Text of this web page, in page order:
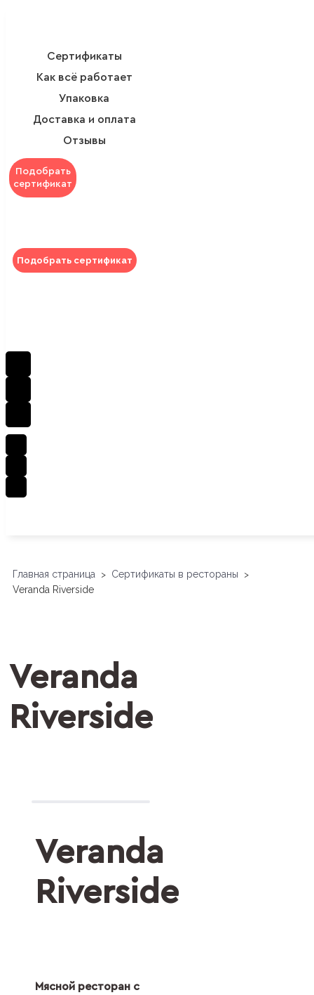
Сертификаты
Как всё работает
Упаковка
Доставка и оплата
Отзывы
Подобрать
сертификат
Подобрать сертификат
Главная страница > Сертификаты в рестораны >
Veranda Riverside
Veranda
Riverside
Veranda
Riverside
Мясной ресторан с